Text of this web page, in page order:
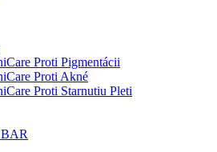
Proti Pigmentácii
Proti Akné
Proti Starnutiu Pleti